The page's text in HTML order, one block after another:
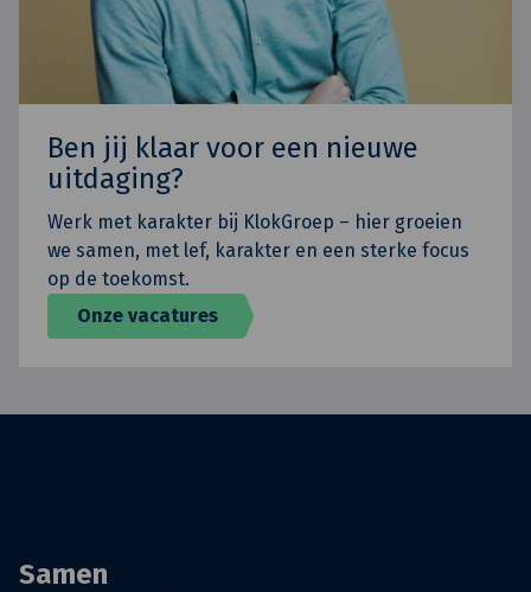
Ben jij klaar voor een nieuwe
uitdaging?
Werk met karakter bij KlokGroep – hier groeien
we samen, met lef, karakter en een sterke focus
op de toekomst.
Onze vacatures
Samen